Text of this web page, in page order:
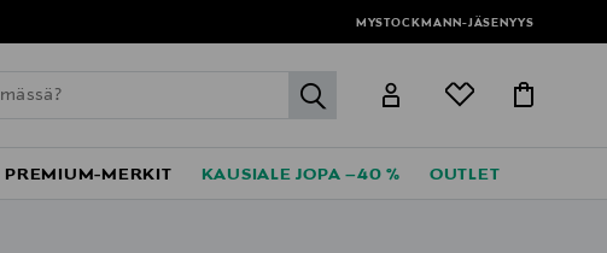
MYSTOCKMANN-JÄSENYYS
label.header.go
PREMIUM-MERKIT KAUSIALE JOPA –40 % OUTLET